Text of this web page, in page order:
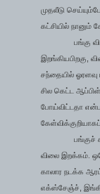
முதலீடு
கட்சியில் நானும்
பங்கு
இறங்கியபிறகு
சந்தையில்
சில கெட்ட
போய்விட்டதா
பங்குச்
விலை இறக்கம்.
காலார நடக்க
எக்ஸ்சேஞ்ச்